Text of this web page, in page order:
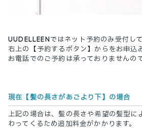
UUDELLEENではネット予約のみ受付し
右上の【予約するボタン】からをお申込
お電話でのご予約は承っておりませんの
現在【髪の長さがあごより下】の場合
上記の場合は、髪の長さや希望の髪型に
わってくるため追加料金がかかります。